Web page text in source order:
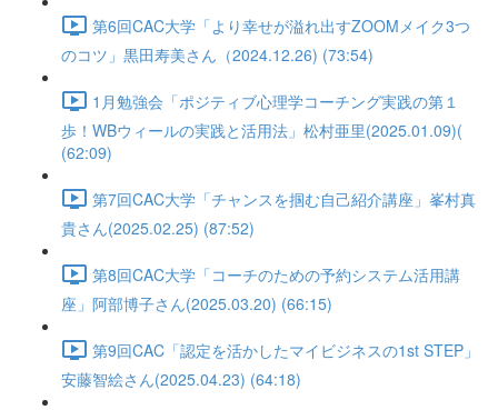
第6回CAC大学「より幸せが溢れ出すZOOMメイク3つ
のコツ」黒田寿美さん（2024.12.26) (73:54)
1月勉強会「ポジティブ心理学コーチング実践の第１
歩！WBウィールの実践と活用法」松村亜里(2025.01.09)(
(62:09)
第7回CAC大学「チャンスを掴む自己紹介講座」峯村真
貴さん(2025.02.25) (87:52)
第8回CAC大学「コーチのための予約システム活用講
座」阿部博子さん(2025.03.20) (66:15)
第9回CAC「認定を活かしたマイビジネスの1st STEP」
安藤智絵さん(2025.04.23) (64:18)